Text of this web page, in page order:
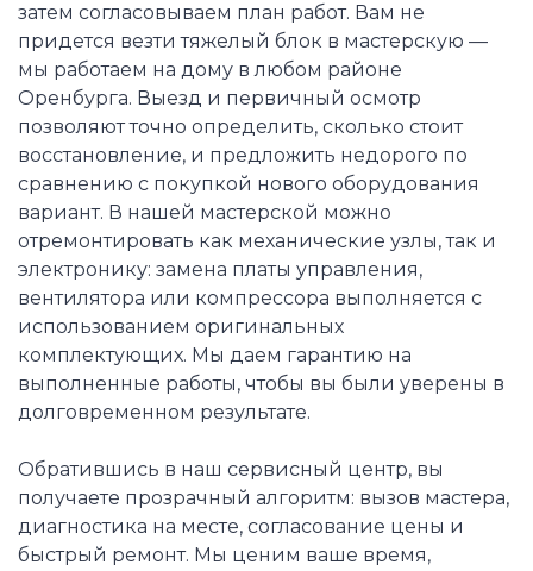
затем согласовываем план работ. Вам не
придется везти тяжелый блок в мастерскую —
мы работаем на дому в любом районе
Оренбурга. Выезд и первичный осмотр
позволяют точно определить, сколько стоит
восстановление, и предложить недорого по
сравнению с покупкой нового оборудования
вариант. В нашей мастерской можно
отремонтировать как механические узлы, так и
электронику: замена платы управления,
вентилятора или компрессора выполняется с
использованием оригинальных
комплектующих. Мы даем гарантию на
выполненные работы, чтобы вы были уверены в
долговременном результате.
Обратившись в наш сервисный центр, вы
получаете прозрачный алгоритм: вызов мастера,
диагностика на месте, согласование цены и
быстрый ремонт. Мы ценим ваше время,